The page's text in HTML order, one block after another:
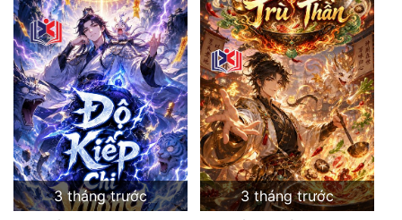
3 tháng trước
3 tháng trước